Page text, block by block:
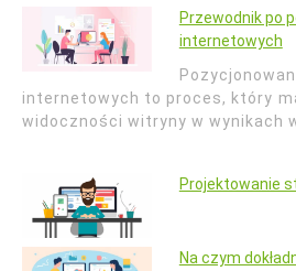
Przewodnik po
internetowych
internetowych to proces, który
widoczności witryny w wynikach
Projektowanie
Na czym